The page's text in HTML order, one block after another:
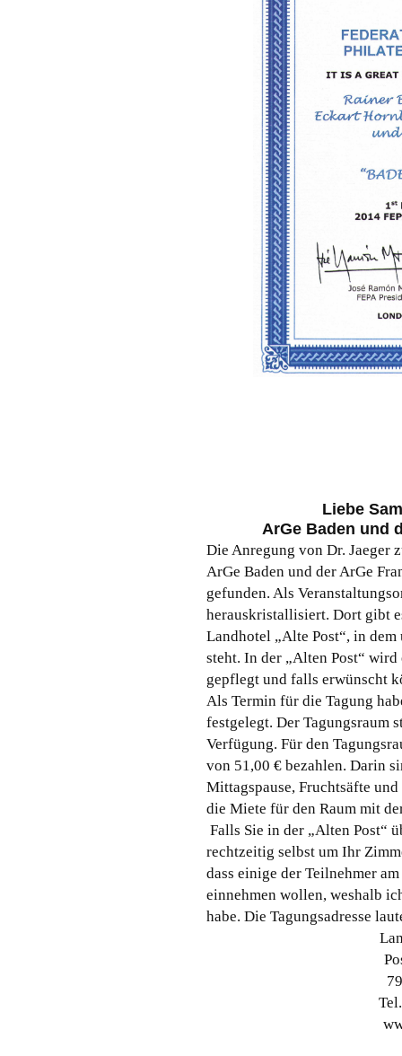
Liebe
ArGeBaden und
Die Anregung von Dr. Jaeger
ArGe Baden und der ArGe
gefunden. Als
herauskristallisiert. Dort gibt
Landhotel „Alte Post“, in
steht. In der „Alten Post“
gepflegt und falls erwünscht
Als Termin für die Tagung
festgelegt. Der Tagungsraum
Verfügung. Für den
von 51,00 € bezahlen. Darin
Mittagspause, Fruchtsäfte
die Miete für den Raum mit
Falls Sie in der „Alten Post“
rechtzeitig selbst um Ihr
dass einige der Teilnehmer
einnehmen wollen, weshalb
habe. Die Tagungsadresse